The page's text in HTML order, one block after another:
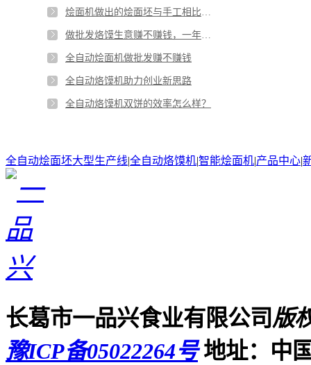
烩面机做出的烩面坯与手工相比有哪些优劣势
做批发烙馍生意赚不赚钱，一年能赚多少钱
全自动烩面机做批发赚不赚钱
全自动烙馍机助力创业新思路
全自动烙馍机双饼的效率怎么样？
全自动烩面坯大型生产线|全自动烙馍机|智能烩面机|产品中心|
长葛市一品兴食业有限公司版
豫ICP备05022264号 地址：中